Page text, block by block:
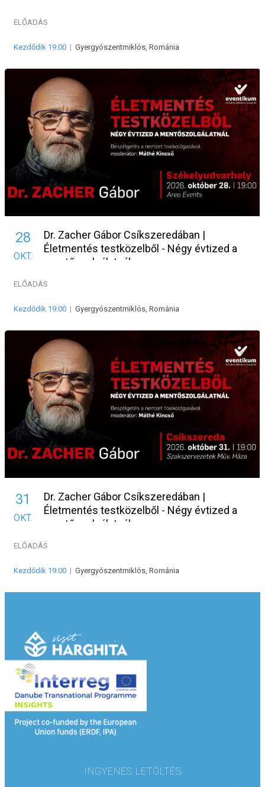
ELŐADÁS
Kezdődik 19:00 | Gyergyószentmiklós, Románia
28
OKT.
Dr. Zacher Gábor Csíkszeredában |
Életmentés testközelből - Négy évtized a
mentőszolgálatnál
ELŐADÁS
Kezdődik 19:00 | Gyergyószentmiklós, Románia
31
OKT.
Dr. Zacher Gábor Csíkszeredában |
Életmentés testközelből - Négy évtized a
mentőszolgálatnál
ELŐADÁS
Kezdődik 19:00 | Gyergyószentmiklós, Románia
INGYENES LETÖLTÉS